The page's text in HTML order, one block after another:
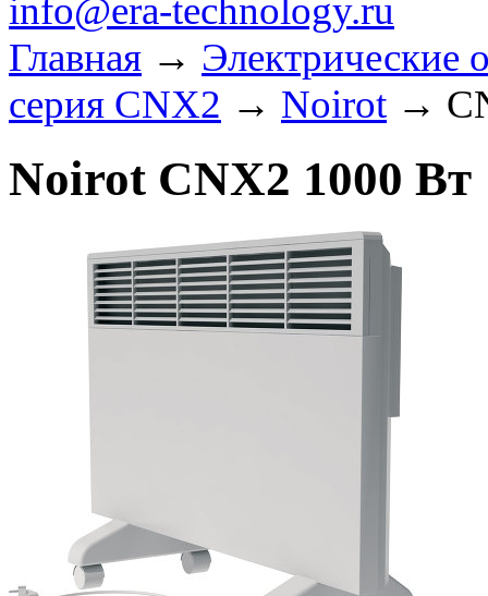
info@era-technology.ru
Главная → Электрические
серия CNX2 → Noirot →
Noirot CNX2 1000 Вт